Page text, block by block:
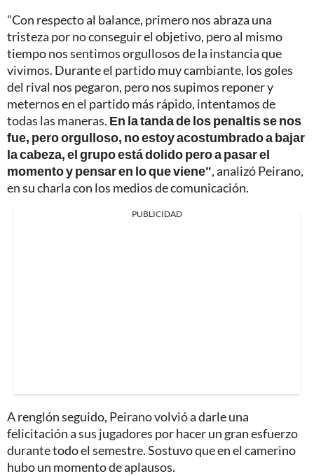
"Con respecto al balance, primero nos abraza una
tristeza por no conseguir el objetivo, pero al mismo
tiempo nos sentimos orgullosos de la instancia que
vivimos. Durante el partido muy cambiante, los goles
del rival nos pegaron, pero nos supimos reponer y
meternos en el partido más rápido, intentamos de
todas las maneras. En la tanda de los penaltis se nos
fue, pero orgulloso, no estoy acostumbrado a bajar
la cabeza, el grupo está dolido pero a pasar el
momento y pensar en lo que viene", analizó Peirano,
en su charla con los medios de comunicación.
PUBLICIDAD
A renglón seguido, Peirano volvió a darle una
felicitación a sus jugadores por hacer un gran esfuerzo
durante todo el semestre. Sostuvo que en el camerino
hubo un momento de aplausos.